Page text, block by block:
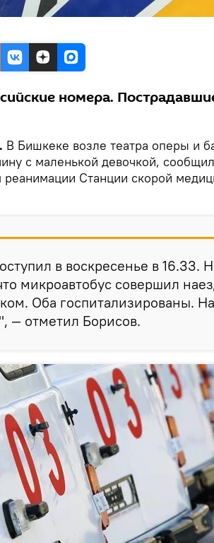
номера.
В Бишкеке возле театра оперы и
с маленькой девочкой, сообщил
Станции скорой
в воскресенье в 16.33.
микроавтобус совершил
Оба госпитализированы.
— отметил Борисов.